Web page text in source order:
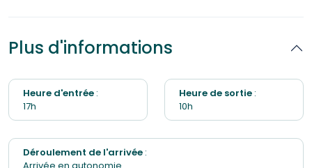
Barbecue
Produits de toilette
Cafetière
Garage
Plus d'informations
Heure d'entrée :
17h
Heure de sortie :
10h
Déroulement de l'arrivée :